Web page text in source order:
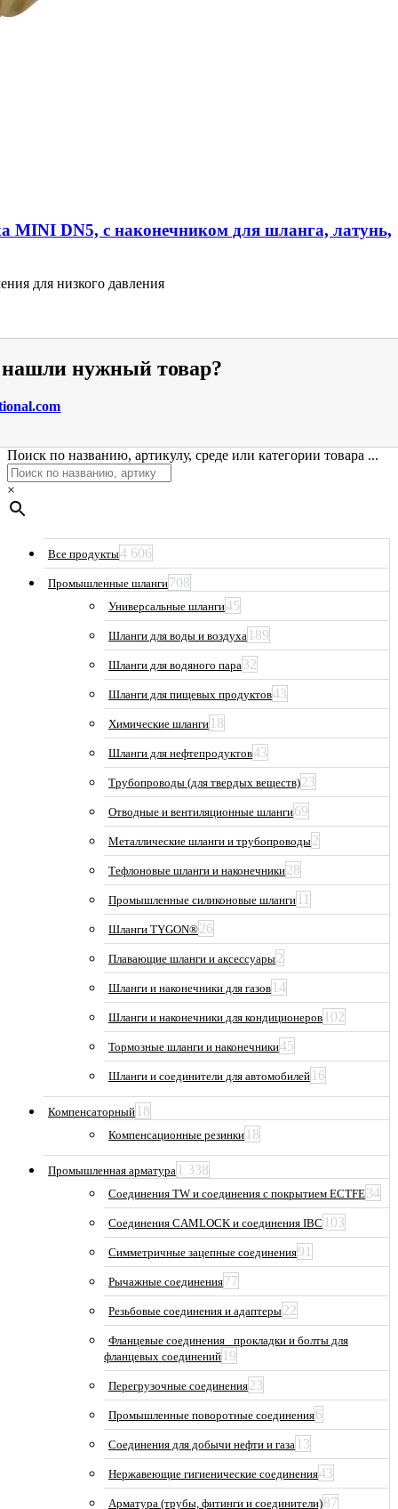
MINI DN5, с наконечником для шланга, латунь,
для низкого давления
нужный товар?
Поиск по названию, артикулу, среде или категории товара ...
×
Все продукты4 606
Промышленные шланги708
Универсальные шланги45
Шланги для воды и воздуха 189
Шланги для водяного пара32
Шланги для пищевых продуктов43
Химические шланги 18
Шланги для нефтепродуктов43
Трубопроводы (для твердых веществ)23
Отводные и вентиляционные шланги69
Металлические шланги и трубопроводы2
Тефлоновые шланги и наконечники28
Промышленные силиконовые шланги 11
Шланги TYGON®26
Плавающие шланги и аксессуары2
Шланги и наконечники для газов 14
Шланги и наконечники для кондиционеров 102
Тормозные шланги и наконечники45
Шланги и соединители для автомобилей 16
Компенсаторный 18
Компенсационные резинки 18
Промышленная арматура 1 338
Соединения TW и соединения с покрытием ECTFE34
Соединения CAMLOCK и соединения IBC 103
Симметричные зацепные соединения91
Рычажные соединения77
Резьбовые соединения и адаптеры22
Фланцевые соединения_ прокладки и болты для
фланцевых соединений 19
Перегрузочные соединения23
Промышленные поворотные соединения6
Соединения для добычи нефти и газа 13
Нержавеющие гигиенические соединения43
Арматура (трубы, фитинги и соединители)87